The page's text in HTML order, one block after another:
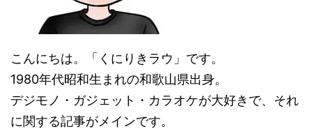
こんにちは。「くにりきラウ」です。
1980年代昭和生まれの和歌山県出身。
デジモノ・ガジェット・カラオケが大好きで、それ
に関する記事がメインです。